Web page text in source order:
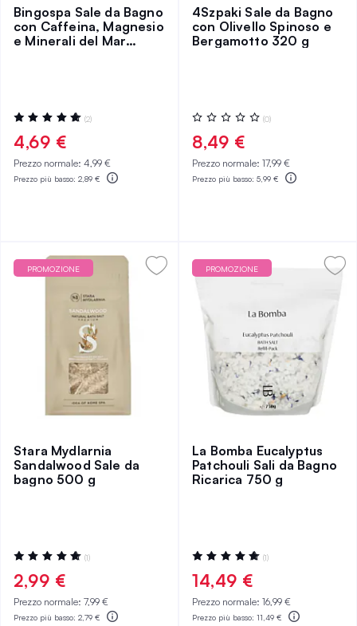
Bingospa Sale da Bagno
con Caffeina, Magnesio
e Minerali del Mar
Valutazione:
100%
(2)
4,69 €
Prezzo normale: 4,99 €
Prezzo più basso: 2,89 €
4Szpaki Sale da Bagno
con Olivello Spinoso e
Bergamotto 320 g
Valutazione:
0%
(0)
8,49 €
Prezzo normale: 17,99 €
Prezzo più basso: 5,99 €
PROMOZIONE
Stara Mydlarnia
Sandalwood Sale da
bagno 500 g
Valutazione:
100%
(1)
2,99 €
Prezzo normale: 7,99 €
Prezzo più basso: 2,79 €
PROMOZIONE
La Bomba Eucalyptus
Patchouli Sali da Bagno
Ricarica 750 g
Valutazione:
100%
(1)
14,49 €
Prezzo normale: 16,99 €
Prezzo più basso: 11,49 €